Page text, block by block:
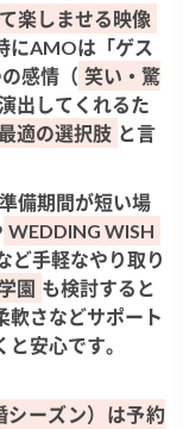
楽しませる映像
にAMOは「ゲス
感情（ 笑い・驚
出してくれるた
適の選択肢 と言
備期間が短い場
WEDDING WISH
ど手軽なやり取り
園 も検討すると
軟さなどサポート
安心です。
シーズン）は予約